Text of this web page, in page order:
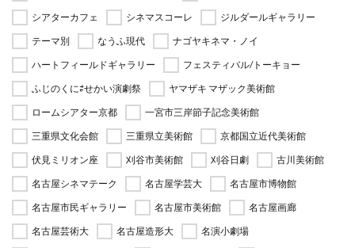
シアターカフェ
シネマスコーレ
ジルダールギャラリー
テーマ別
なうふ現代
ナゴヤキネマ・ノイ
ハートフィールドギャラリー
フェスティバル/トーキョー
ふじのくに⇄せかい演劇祭
ヤマザキ マザック美術館
ロームシアター京都
一宮市三岸節子記念美術館
三重県文化会館
三重県立美術館
京都国立近代美術館
伏見ミリオン座
刈谷市美術館 刈谷日劇
古川美術館
名古屋シネマテーク
名古屋学芸大
名古屋市博物館
名古屋市民ギャラリー
名古屋市美術館
名古屋画廊
名古屋芸術大
名古屋造形大
名演小劇場